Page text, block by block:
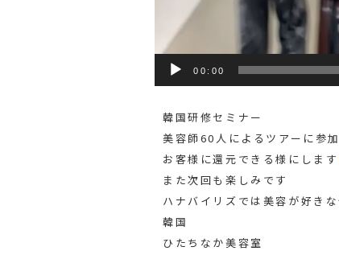
00:00
韓国研修セミナー
美容師60人によるツアーに参
お客様に還元できる様にします
また次回も楽しみです
ハナバイリズでは美容が好き
韓国
ひたちなか美容室